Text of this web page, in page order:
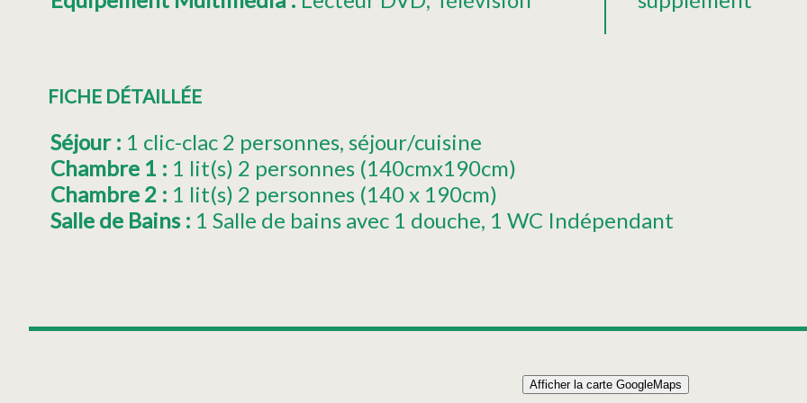
FICHE DÉTAILLÉE
Séjour : 1 clic-clac 2 personnes séjour/cuisine
Chambre 1 : 1 lit(s) 2 personnes (140cmx190cm)
Chambre 2 : 1 lit(s) 2 personnes (140 x 190cm)
Salle de Bains : 1 Salle de bains avec 1 douche 1 WC Indépendant
APPARTEMENT 64m² 6 PERSONNES
Afficher la carte GoogleMaps